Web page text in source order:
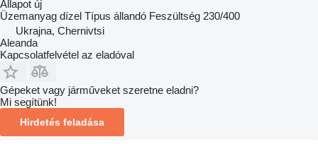
Állapot új
Üzemanyag dízel Típus állandó Feszültség 230/400
Ukrajna, Chernivtsi
Aleanda
Kapcsolatfelvétel az eladóval
Gépeket vagy járműveket szeretne eladni?
Mi segítünk!
Hirdetés feladása